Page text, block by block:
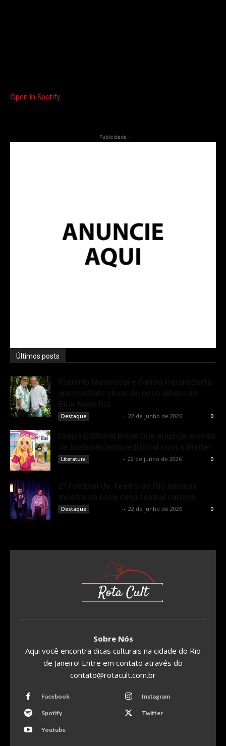
Open in Spotify
- Publicidade -
Últimos posts
Destaque - 22 de junho de 2026 0
Literatura - 22 de junho de 2026 0
Destaque - 22 de junho de 2026 0
Sobre Nós
Aqui você encontra dicas culturais na cidade do Rio
de Janeiro! Entre em contato através do
contato@rotacult.com.br
Facebook Instagram
Spotify Twitter
Youtube